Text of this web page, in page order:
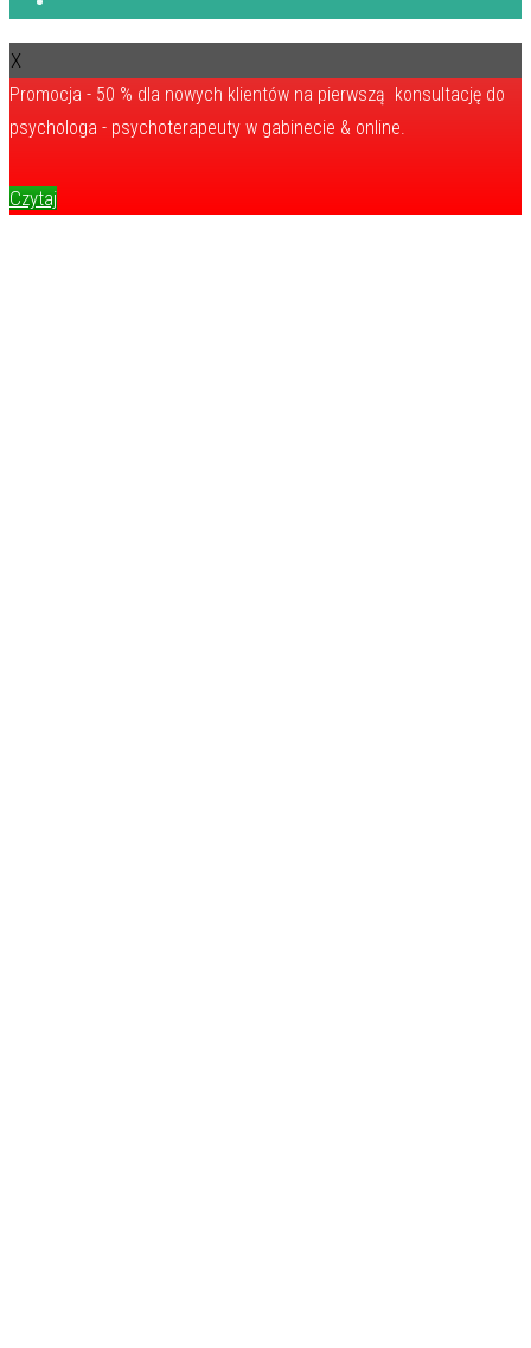
X
Promocja - 50 % dla nowych klientów na pierwszą konsultację do
psychologa - psychoterapeuty w gabinecie & online.
Czytaj